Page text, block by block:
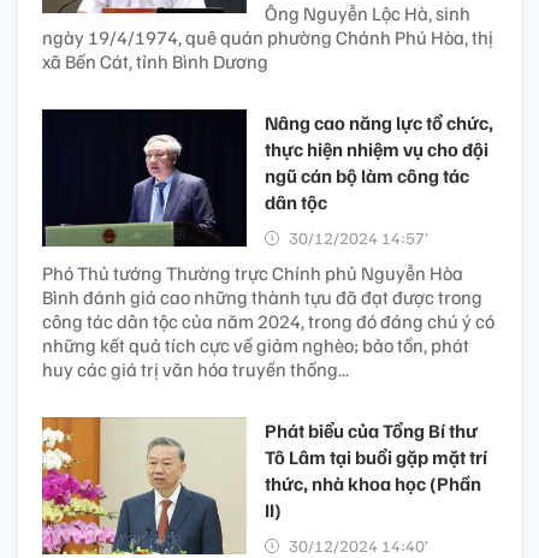
Ông Nguyễn Lộc Hà, sinh
ngày 19/4/1974, quê quán phường Chánh Phú Hòa, thị
xã Bến Cát, tỉnh Bình Dương
​Nâng cao năng lực tổ chức,
thực hiện nhiệm vụ cho đội
ngũ cán bộ làm công tác
dân tộc ​
30/12/2024 14:57’
Phó Thủ tướng Thường trực Chính phủ Nguyễn Hòa
Bình đánh giá cao những thành tựu đã đạt được trong
công tác dân tộc của năm 2024, trong đó đáng chú ý có
những kết quả tích cực về giảm nghèo; bảo tồn, phát
huy các giá trị văn hóa truyền thống...
Phát biểu của Tổng Bí thư
Tô Lâm tại buổi gặp mặt trí
thức, nhà khoa học (Phần
II)
30/12/2024 14:40’